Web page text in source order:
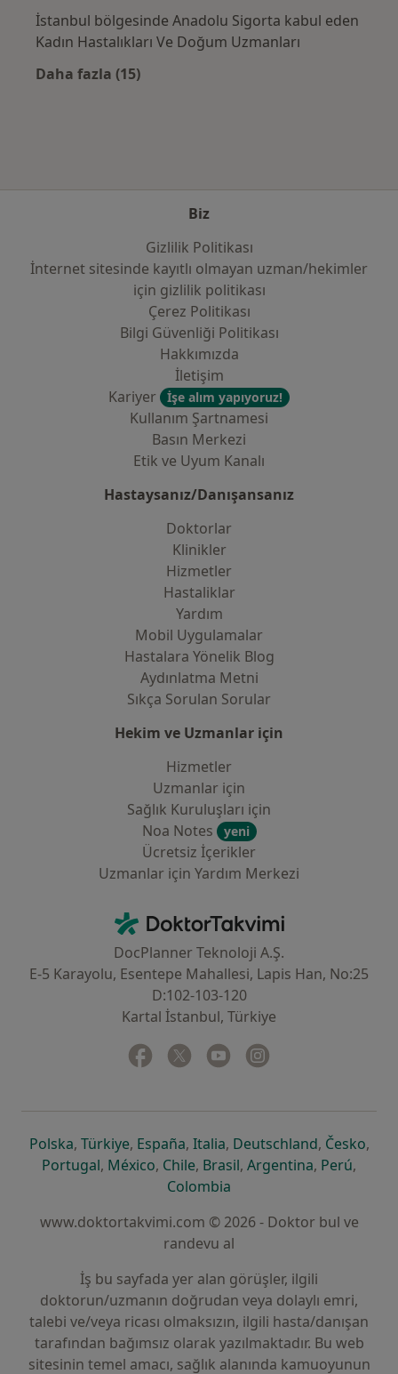
İstanbul bölgesinde Anadolu Sigorta kabul eden
Kadın Hastalıkları Ve Doğum Uzmanları
Daha fazla (15)
Biz
Gizlilik Politikası
İnternet sitesinde kayıtlı olmayan uzman/hekimler
i̇çin gizlilik politikası
Çerez Politikası
Bilgi Güvenliği Politikası
Hakkımızda
İletişim
Kariyer
İşe alım yapıyoruz!
Kullanım Şartnamesi
Basın Merkezi
Etik ve Uyum Kanalı
Hastaysanız/Danışansanız
Doktorlar
Klinikler
Hizmetler
Hastaliklar
Yardım
Mobil Uygulamalar
Hastalara Yönelik Blog
Aydınlatma Metni
Sıkça Sorulan Sorular
Hekim ve Uzmanlar için
Hizmetler
Uzmanlar için
Sağlık Kuruluşları için
Noa Notes
yeni
Ücretsiz İçerikler
Uzmanlar için Yardım Merkezi
DoktorTakvimi - Ana Sayfa
DocPlanner Teknoloji A.Ş.
E-5 Karayolu, Esentepe Mahallesi, Lapis Han, No:25
D:102-103-120
Kartal İstanbul, Türkiye
Facebook
yeni bir sekmede açılır
Twitter
yeni bir sekmede açılır
Youtube
yeni bir sekmede açılır
Polskayeni bir sekmede açılır
, Türkiyeyeni bir sekmede açılır
, Españayeni bir sekmede açılır
, Italiayeni bir sekmede açılır
, Deutschlandyeni bir
, Českoyeni
,
Portugalyeni bir sekmede açılır
, Méxicoyeni bir sekmede açılır
, Chileyeni bir sekmede açılır
, Brasilyeni bir sekmede açılır
, Argentinayeni bir
, Perúyeni
,
Colombia
www.doktortakvimi.com © 2026 - Doktor bul ve
randevu al
İş bu sayfada yer alan görüşler, ilgili
doktorun/uzmanın doğrudan veya dolaylı emri,
talebi ve/veya ricası olmaksızın, ilgili hasta/danışan
tarafından bağımsız olarak yazılmaktadır. Bu web
sitesinin temel amacı, sağlık alanında kamuoyunun